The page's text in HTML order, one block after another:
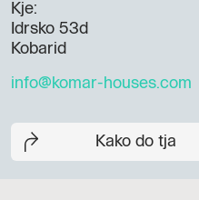
Kje:
Idrsko 53d
Kobarid
info@komar-houses.com
Kako do tja